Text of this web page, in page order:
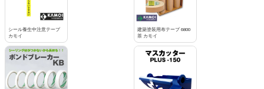
シール養生中注意テープ
カモイ
建築塗装用布テープ 6800
茶 カモイ